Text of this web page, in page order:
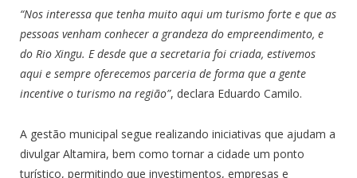
“Nos interessa que tenha muito aqui um turismo forte e que as
pessoas venham conhecer a grandeza do empreendimento, e
do Rio Xingu. E desde que a secretaria foi criada, estivemos
aqui e sempre oferecemos parceria de forma que a gente
incentive o turismo na região”, declara Eduardo Camilo.
A gestão municipal segue realizando iniciativas que ajudam a
divulgar Altamira, bem como tornar a cidade um ponto
turístico, permitindo que investimentos, empresas e